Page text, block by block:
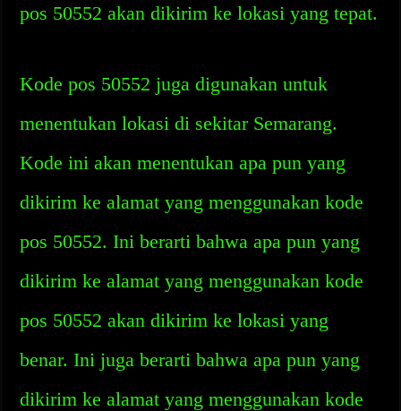
pos 50552 akan dikirim ke lokasi yang tepat.
Kode pos 50552 juga digunakan untuk
menentukan lokasi di sekitar Semarang.
Kode ini akan menentukan apa pun yang
dikirim ke alamat yang menggunakan kode
pos 50552. Ini berarti bahwa apa pun yang
dikirim ke alamat yang menggunakan kode
pos 50552 akan dikirim ke lokasi yang
benar. Ini juga berarti bahwa apa pun yang
dikirim ke alamat yang menggunakan kode